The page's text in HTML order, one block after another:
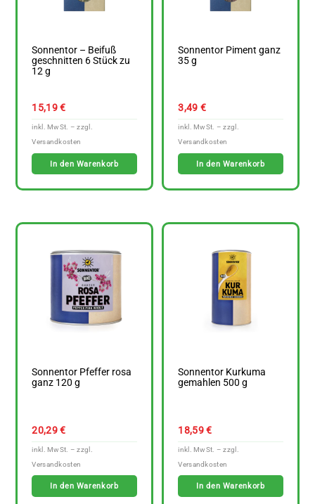
Sonnentor – Beifuß
geschnitten 6 Stück zu
12 g
15,19€
In den Warenkorb
Sonnentor Piment ganz
35 g
3,49 €
In den Warenkorb
Sonnentor Pfeffer rosa
ganz 120 g
20,29€
In den Warenkorb
Sonnentor Kurkuma
gemahlen 500 g
18,59€
In den Warenkorb